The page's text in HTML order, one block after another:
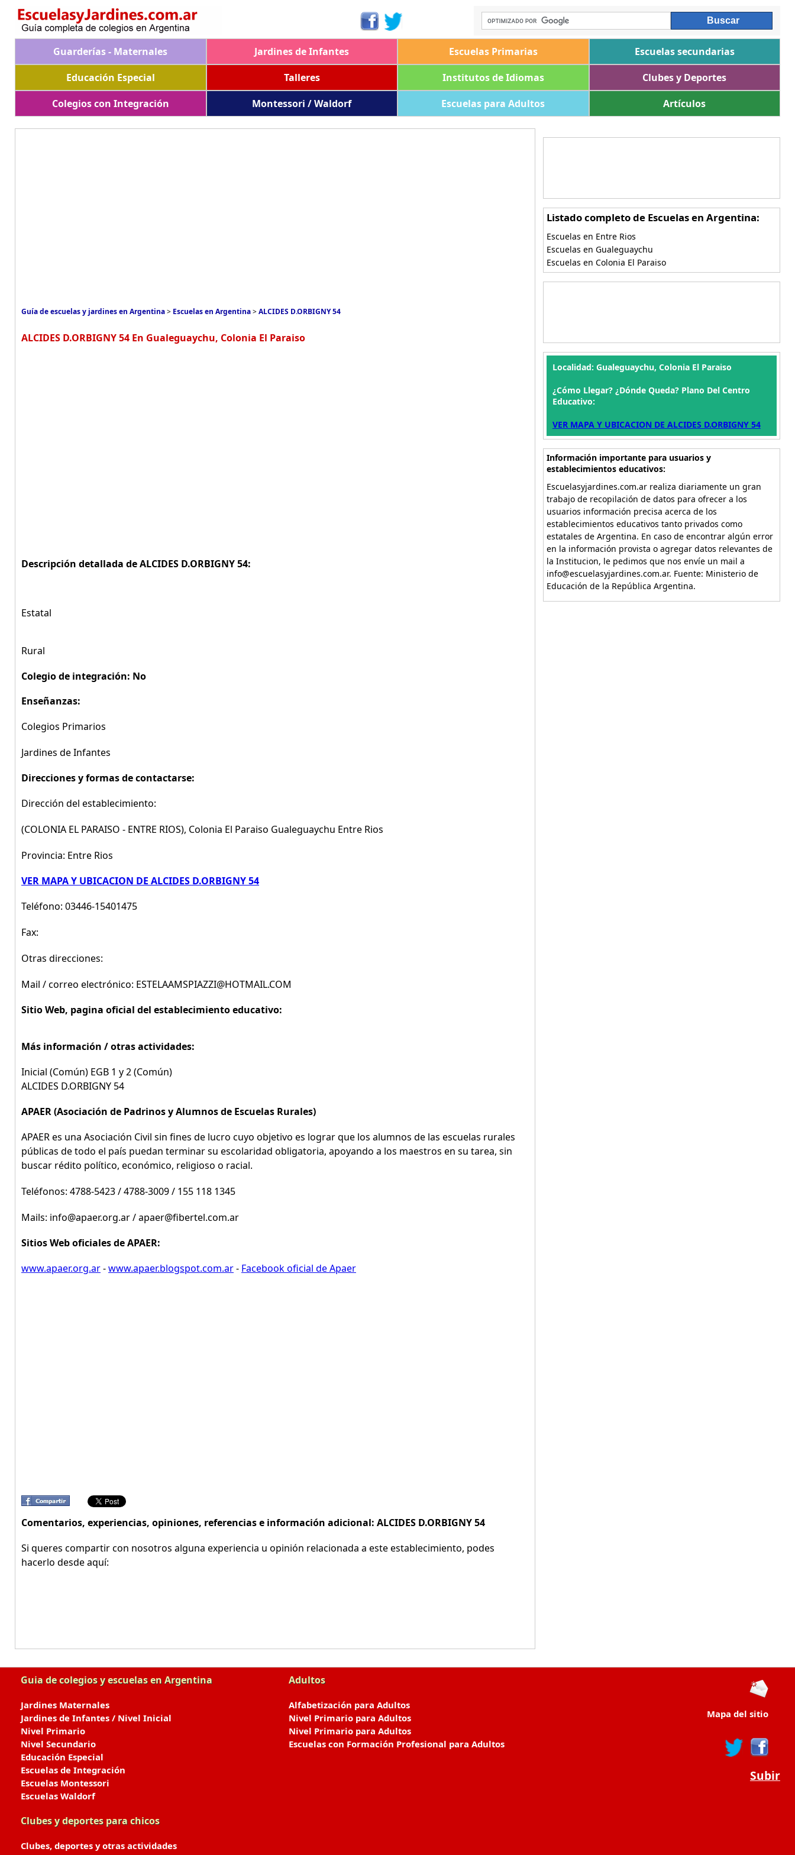
Guarderías - Maternales Jardines de Infantes Escuelas Primarias
Escuelas secundarias
Educación Especial
Talleres Institutos de Idiomas
Clubes y Deportes
Colegios con Integración
Montessori / Waldorf Escuelas para Adultos Artículos
Guía de escuelas y jardines en Argentina> Escuelas en Argentina>ALCIDES D.ORBIGNY 54
ALCIDES D.ORBIGNY 54 En Gualeguaychu, Colonia El Paraiso
Descripción detallada de ALCIDES D.ORBIGNY 54:
Estatal
Rural
Colegio de integración: No
Enseñanzas:
Colegios Primarios
Jardines de Infantes
Direcciones y formas de contactarse:
Dirección del establecimiento:
(COLONIA EL PARAISO - ENTRE RIOS), Colonia El Paraiso Gualeguaychu Entre Rios
Provincia: Entre Rios
VER MAPA Y UBICACION DE ALCIDES D.ORBIGNY 54
Teléfono: 03446-15401475
Fax:
Otras direcciones:
Mail / correo electrónico: ESTELAAMSPIAZZI@HOTMAIL.COM
Sitio Web, pagina oficial del establecimiento educativo:
Más información / otras actividades:
Inicial (Común) EGB 1 y 2 (Común)
ALCIDES D.ORBIGNY 54
APAER (Asociación de Padrinos y Alumnos de Escuelas Rurales)
APAER es una Asociación Civil sin fines de lucro cuyo objetivo es lograr que los alumnos de las escuelas rurales
públicas de todo el país puedan terminar su escolaridad obligatoria, apoyando a los maestros en su tarea, sin
buscar rédito político, económico, religioso o racial.
Teléfonos: 4788-5423 / 4788-3009 / 155 118 1345
Mails: info@apaer.org.ar / apaer@fibertel.com.ar
Sitios Web oficiales de APAER:
www.apaer.org.ar-www.apaer.blogspot.com.ar- Facebook oficial de Apaer
Comentarios, experiencias, opiniones, referencias e información adicional: ALCIDES D.ORBIGNY 54
Si queres compartir con nosotros alguna experiencia u opinión relacionada a este establecimiento, podes
hacerlo desde aquí:
Listado completo de Escuelas en Argentina:
Escuelas en Entre Rios
Escuelas en Gualeguaychu
Escuelas en Colonia El Paraiso
Localidad: Gualeguaychu, Colonia El Paraiso
¿Cómo Llegar? ¿Dónde Queda? Plano Del Centro
Educativo:
VER MAPA Y UBICACION DE ALCIDES D.ORBIGNY 54
Información importante para usuarios y
establecimientos educativos:
Escuelasyjardines.com.ar realiza diariamente un gran
trabajo de recopilación de datos para ofrecer a los
usuarios información precisa acerca de los
establecimientos educativos tanto privados como
estatales de Argentina. En caso de encontrar algún error
en la información provista o agregar datos relevantes de
la Institucion, le pedimos que nos envíe un mail a
info@escuelasyjardines.com.ar. Fuente: Ministerio de
Educación de la República Argentina.
Guia de colegios y escuelas en Argentina
Jardines Maternales
Jardines de Infantes / Nivel Inicial
Nivel Primario
Nivel Secundario
Educación Especial
Escuelas de Integración
Escuelas Montessori
Escuelas Waldorf
Clubes y deportes para chicos
Clubes, deportes y otras actividades
Adultos
Alfabetización para Adultos
Nivel Primario para Adultos
Nivel Primario para Adultos
Escuelas con Formación Profesional para Adultos
Mapa del sitio
Subir